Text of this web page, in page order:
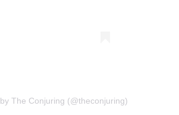
The Conjuring (@theconjuring)